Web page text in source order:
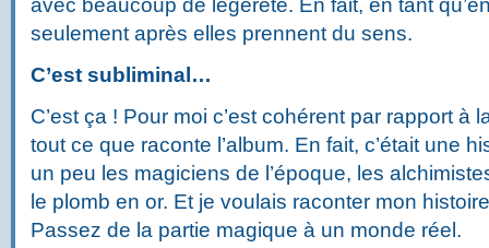
avec beaucoup de légèreté. En fait, en tant
seulement après elles prennent du sens.
C’est subliminal…
C’est ça ! Pour moi c’est cohérent par rapport à
tout ce que raconte l’album. En fait, c’était une
un peu les magiciens de l’époque, les
le plomb en or. Et je voulais raconter mon
Passez de la partie magique à un monde réel.